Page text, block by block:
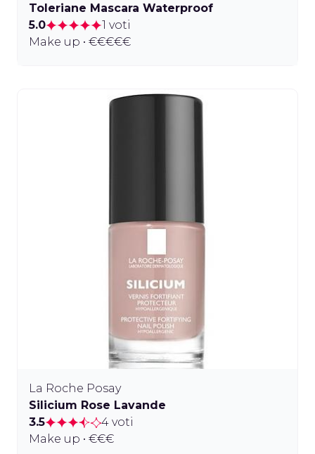
Toleriane Mascara Waterproof
5.0
1 voti
Make up • €€€€€
La Roche Posay
Silicium Rose Lavande
3.5
4 voti
Make up • €€€